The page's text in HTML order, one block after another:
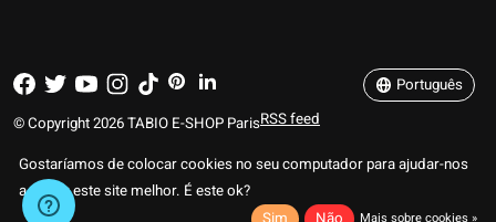
© Copyright 2026 TABIO E-SHOP ParisRSS feed
Português
Gostaríamos de colocar cookies no seu computador para ajudar-nos
a tornar este site melhor. É este ok?